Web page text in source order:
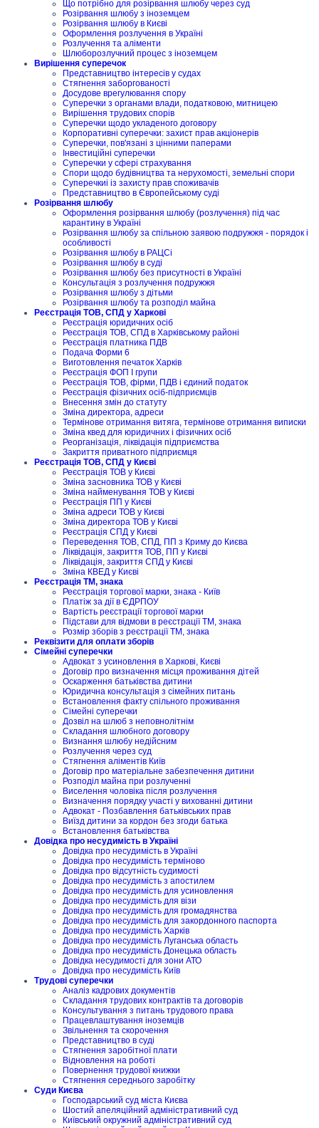
Що потрібно для розірвання шлюбу через суд
Розірвання шлюбу з іноземцем
Розірвання шлюбу в Києві
Оформлення розлучення в Україні
Розлучення та аліменти
Шлюборозлучний процес з іноземцем
Вирішення суперечок
Представництво інтересів у судах
Стягнення заборгованості
Досудове врегулювання спору
Суперечки з органами влади, податковою, митницею
Вирішення трудових спорів
Суперечки щодо укладеного договору
Корпоративні суперечки: захист прав акціонерів
Суперечки, пов'язані з цінними паперами
Інвестиційні суперечки
Суперечки у сфері страхування
Спори щодо будівництва та нерухомості, земельні спори
Суперечкиі із захисту прав споживачів
Представництво в Європейському суді
Розірвання шлюбу
Оформлення розірвання шлюбу (розлучення) під час
карантину в Україні
Розірвання шлюбу за спільною заявою подружжя - порядок і
особливості
Розірвання шлюбу в РАЦСі
Розірвання шлюбу в суді
Розірвання шлюбу без присутності в Україні
Консультація з розлучення подружжя
Розірвання шлюбу з дітьми
Розірвання шлюбу та розподіл майна
Реєстрація ТОВ, СПД у Харкові
Реєстрація юридичних осіб
Реєстрація ТОВ, СПД в Харківському районі
Реєстрація платника ПДВ
Подача Форми 6
Виготовлення печаток Харків
Реєстрація ФОП I групи
Реєстрація ТОВ, фірми, ПДВ і єдиний податок
Реєстрація фізичних осіб-підприємців
Внесення змін до статуту
Зміна директора, адреси
Термінове отримання витяга, термінове отримання виписки
Зміна квед для юридичних і фізичних осіб
Реорганізація, ліквідація підприємства
Закриття приватного підприємця
Реєстрація ТОВ, СПД у Києві
Реєстрація ТОВ у Києві
Зміна засновника ТОВ у Києві
Зміна найменування ТОВ у Києві
Реєстрація ПП у Києві
Зміна адреси ТОВ у Києві
Зміна директора ТОВ у Києві
Реєстрація СПД у Києві
Переведення ТОВ, СПД, ПП з Криму до Києва
Ліквідація, закриття ТОВ, ПП у Києві
Ліквідація, закриття СПД у Києві
Зміна КВЕД у Києві
Реєстрація ТМ, знака
Реєстрація торгової марки, знака - Київ
Платіж за дії в ЄДРПОУ
Вартість реєстрації торгової марки
Підстави для відмови в реєстрації ТМ, знака
Розмір зборів з реєстрації ТМ, знака
Реквізити для оплати зборів
Сімейні суперечки
Адвокат з усиновлення в Харкові, Києві
Договір про визначення місця проживання дітей
Оскарження батьківства дитини
Юридична консультація з сімейних питань
Встановлення факту спільного проживання
Сімейні суперечки
Дозвіл на шлюб з неповнолітнім
Складання шлюбного договору
Визнання шлюбу недійсним
Розлучення через суд
Стягнення аліментів Київ
Договір про матеріальне забезпечення дитини
Розподіл майна при розлученні
Виселення чоловіка після розлучення
Визначення порядку участі у вихованні дитини
Адвокат - Позбавлення батьківських прав
Виїзд дитини за кордон без згоди батька
Встановлення батьківства
Довідка про несудимість в Україні
Довідка про несудимість в Україні
Довідка про несудимість терміново
Довідка про відсутність судимості
Довідка про несудимість з апостилем
Довідка про несудимість для усиновлення
Довідка про несудимість для візи
Довідка про несудимість для громадянства
Довідка про несудимість для закордонного паспорта
Довідка про несудимість Харків
Довідка про несудимість Луганська область
Довідка про несудимість Донецька область
Довідка несудимості для зони АТО
Довідка про несудимість Київ
Трудові суперечки
Аналіз кадрових документів
Складання трудових контрактів та договорів
Консультування з питань трудового права
Працевлаштування іноземців
Звільнення та скорочення
Представництво в суді
Стягнення заробітної плати
Відновлення на роботі
Повернення трудової книжки
Стягнення середнього заробітку
Суди Києва
Господарський суд міста Києва
Шостий апеляційний адміністративний суд
Київський окружний адміністративний суд